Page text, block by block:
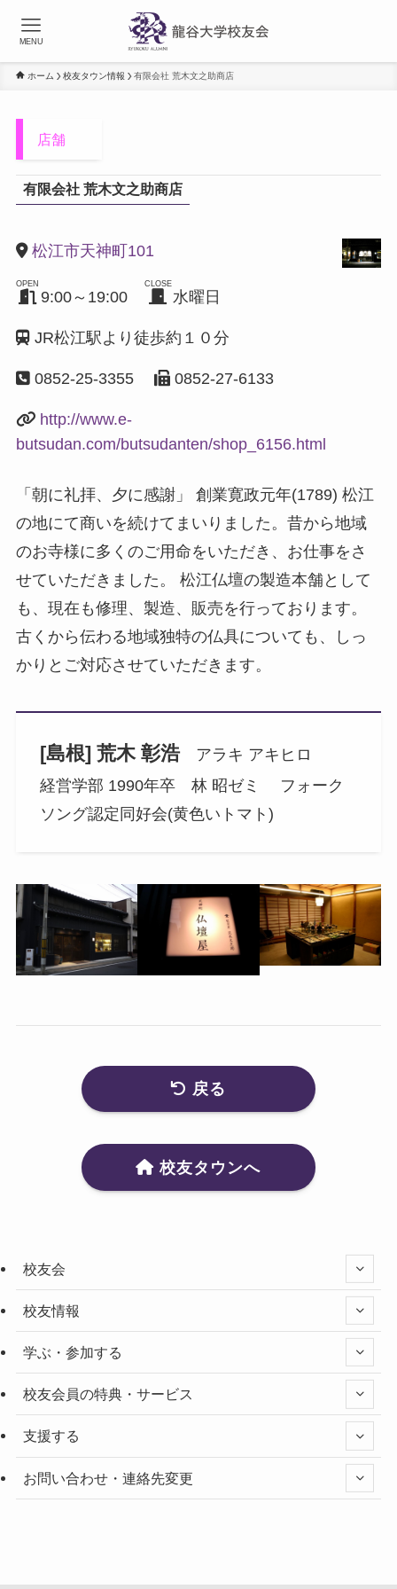
MENU
ホーム 校友タウン情報 有限会社 荒木文之助商店
店舗
有限会社 荒木文之助商店
松江市天神町101
OPEN
9:00～19:00
CLOSE
水曜日
JR松江駅より徒歩約１０分
0852-25-3355 0852-27-6133
http://www.e-
butsudan.com/butsudanten/shop_6156.html
「朝に礼拝、夕に感謝」 創業寛政元年(1789) 松江
の地にて商いを続けてまいりました。昔から地域
のお寺様に多くのご用命をいただき、お仕事をさ
せていただきました。 松江仏壇の製造本舗として
も、現在も修理、製造、販売を行っております。
古くから伝わる地域独特の仏具についても、しっ
かりとご対応させていただきます。
[島根] 荒木 彰浩アラキ アキヒロ
経営学部 1990年卒 林 昭ゼミ フォーク
ソング認定同好会(黄色いトマト)
戻る
校友タウンへ
校友会
校友情報
学ぶ・参加する
校友会員の特典・サービス
支援する
お問い合わせ・連絡先変更